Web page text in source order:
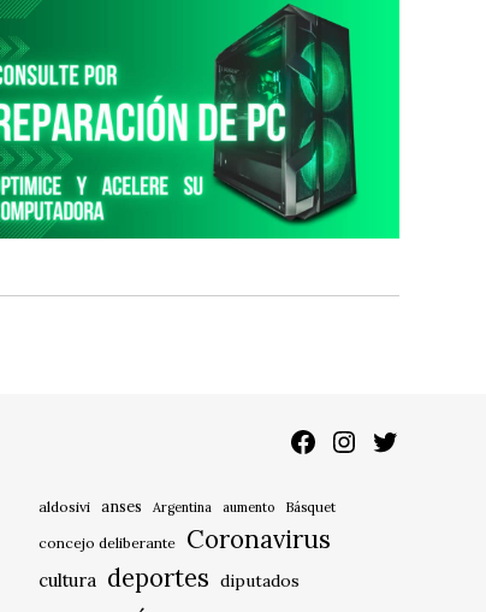
Facebook
Instagram
Twitter
aldosivi anses Argentina aumento
Básquet
concejo deliberante
Coronavirus
cultura deportes diputados